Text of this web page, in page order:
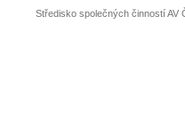
Středisko společných činností AV